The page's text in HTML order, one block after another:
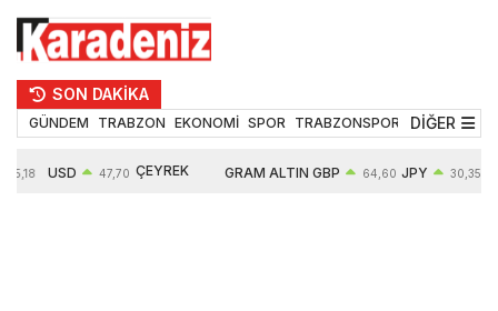
SON DAKİKA
GÜNDEM TRABZON EKONOMİ SPOR TRABZONSPOR TEKNOLOJİ
DİĞER
55,18 USD 47,70 ÇEYREK GRAM ALTIN GBP 64,60 JPY 30,35